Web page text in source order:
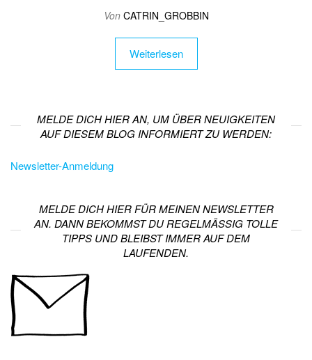
Von CATRIN_GROBBIN
Weiterlesen
MELDE DICH HIER AN, UM ÜBER NEUIGKEITEN
AUF DIESEM BLOG INFORMIERT ZU WERDEN:
Newsletter-Anmeldung
MELDE DICH HIER FÜR MEINEN NEWSLETTER
AN. DANN BEKOMMST DU REGELMÄSSIG TOLLE T
IPPS UND BLEIBST IMMER AUF DEM L
AUFENDEN.